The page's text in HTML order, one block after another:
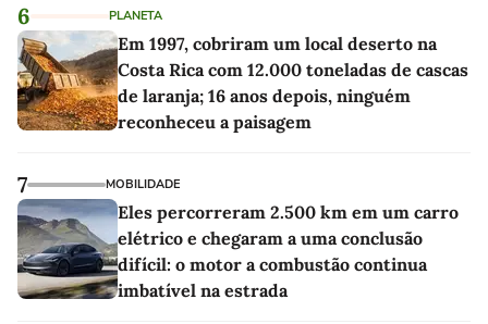
6 PLANETA
Em 1997, cobriram um local deserto na
Costa Rica com 12.000 toneladas de cascas
de laranja; 16 anos depois, ninguém
reconheceu a paisagem
7 MOBILIDADE
Eles percorreram 2.500 km em um carro
elétrico e chegaram a uma conclusão
difícil: o motor a combustão continua
imbatível na estrada